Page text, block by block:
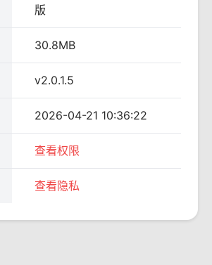
版
30.8MB
v2.0.1.5
2026-04-21 10:36:22
查看权限
查看隐私